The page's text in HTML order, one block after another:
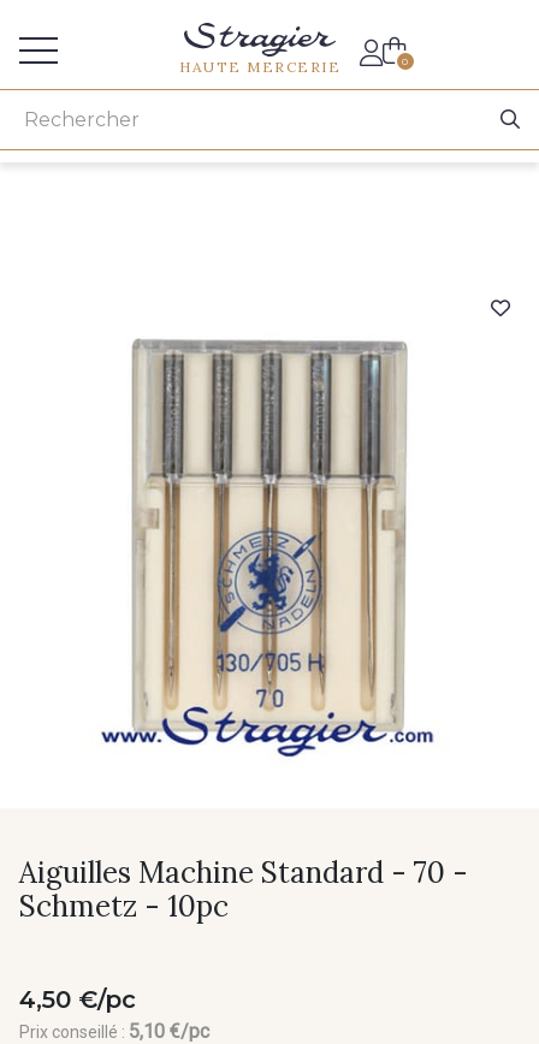
HAUTE MERCERIE 0
Aiguilles Machine Standard - 70 -
Schmetz - 10pc
4,50 €/pc
Prix conseillé : 5,10 €/pc